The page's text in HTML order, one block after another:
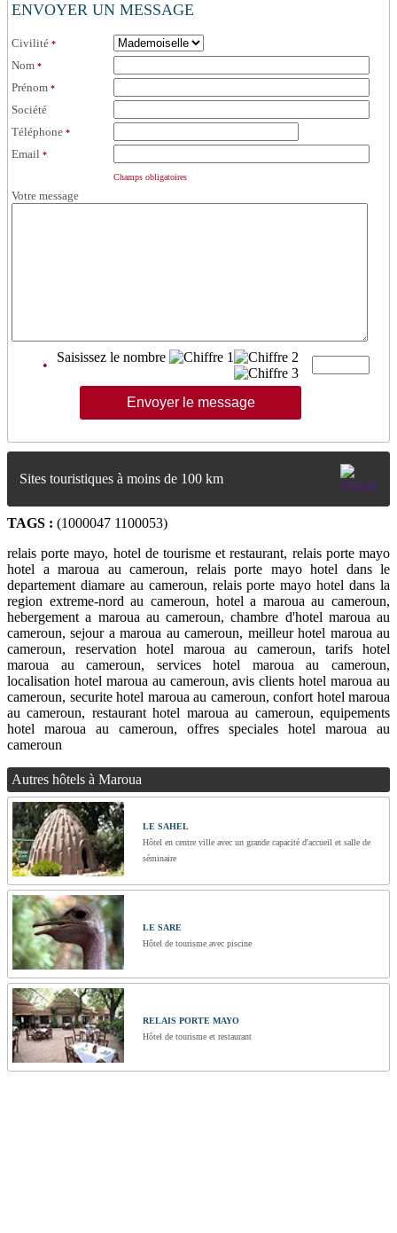
ENVOYER UN MESSAGE
Civilité *
Nom *
Prénom *
Société
Téléphone *
Email *
Champs obligatoires
Votre message
•
Saisissez le nombre
Sites touristiques à moins de 100 km
TAGS : (1000047 1100053)
relais porte mayo, hotel de tourisme et restaurant, relais porte mayo
hotel a maroua au cameroun, relais porte mayo hotel dans le
departement diamare au cameroun, relais porte mayo hotel dans la
region extreme-nord au cameroun, hotel a maroua au cameroun,
hebergement a maroua au cameroun, chambre d'hotel maroua au
cameroun, sejour a maroua au cameroun, meilleur hotel maroua au
cameroun, reservation hotel maroua au cameroun, tarifs hotel
maroua au cameroun, services hotel maroua au cameroun,
localisation hotel maroua au cameroun, avis clients hotel maroua au
cameroun, securite hotel maroua au cameroun, confort hotel maroua
au cameroun, restaurant hotel maroua au cameroun, equipements
hotel maroua au cameroun, offres speciales hotel maroua au
cameroun
Autres hôtels à Maroua
LE SAHEL
Hôtel en centre ville avec un grande capacité d'accueil et salle de
séminaire
LE SARE
Hôtel de tourisme avec piscine
RELAIS PORTE MAYO
Hôtel de tourisme et restaurant